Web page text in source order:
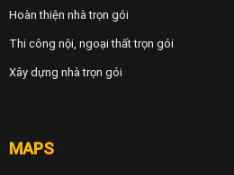
Hoàn thiện nhà trọn gói
Thi công nội, ngoại thất trọn gói
Xây dựng nhà trọn gói
MAPS